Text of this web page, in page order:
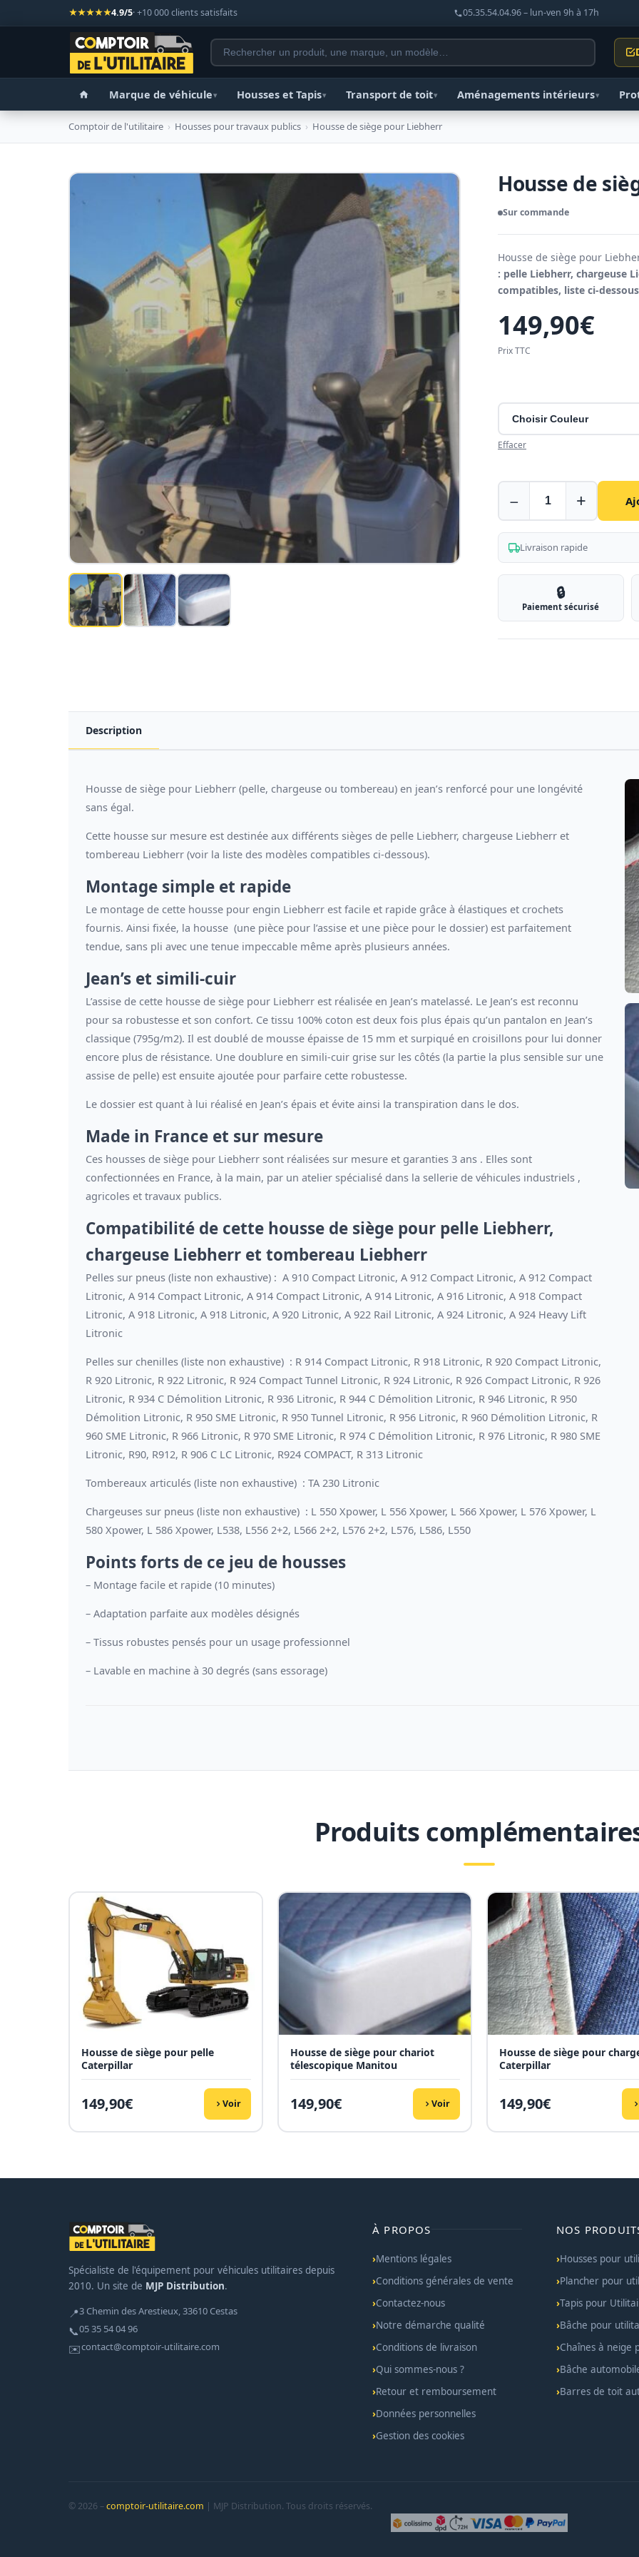
★★★★★4.9/5· +10 000 clients satisfaits 05.35.54.04.96 – lun-ven 9h à 17h
Marque de véhicule▾ Housses et Tapis▾ Transport de toit▾ Aménagements intérieurs▾
Comptoir de l'utilitaire › Housses pour travaux publics › Housse de siège pour Liebherr
Housse de
Sur commande
Housse de siège pour
: pelle Liebherr, chargeuse
compatibles, liste ci-
149,90€
Prix TTC
Effacer
siège
pour
Liebherr
− +
Livraison rapide
🔒
Paiement sécurisé
Description
Housse de siège pour Liebherr (pelle, chargeuse ou tombereau) en jean’s renforcé pour une longévité
sans égal.
Cette housse sur mesure est destinée aux différents sièges de pelle Liebherr, chargeuse Liebherr et
tombereau Liebherr (voir la liste des modèles compatibles ci-dessous).
Montage simple et rapide
Le montage de cette housse pour engin Liebherr est facile et rapide grâce à élastiques et crochets
fournis. Ainsi fixée, la housse (une pièce pour l’assise et une pièce pour le dossier) est parfaitement
tendue, sans pli avec une tenue impeccable même après plusieurs années.
Jean’s et simili-cuir
L’assise de cette housse de siège pour Liebherr est réalisée en Jean’s matelassé. Le Jean’s est reconnu
pour sa robustesse et son confort. Ce tissu 100% coton est deux fois plus épais qu’un pantalon en Jean’s
classique (795g/m2). Il est doublé de mousse épaisse de 15 mm et surpiqué en croisillons pour lui donner
encore plus de résistance. Une doublure en simili-cuir grise sur les côtés (la partie la plus sensible sur une
assise de pelle) est ensuite ajoutée pour parfaire cette robustesse.
Le dossier est quant à lui réalisé en Jean’s épais et évite ainsi la transpiration dans le dos.
Made in France et sur mesure
Ces housses de siège pour Liebherr sont réalisées sur mesure et garanties 3 ans . Elles sont
confectionnées en France, à la main, par un atelier spécialisé dans la sellerie de véhicules industriels ,
agricoles et travaux publics.
Compatibilité de cette housse de siège pour pelle Liebherr,
chargeuse Liebherr et tombereau Liebherr
Pelles sur pneus (liste non exhaustive) : A 910 Compact Litronic, A 912 Compact Litronic, A 912 Compact
Litronic, A 914 Compact Litronic, A 914 Compact Litronic, A 914 Litronic, A 916 Litronic, A 918 Compact
Litronic, A 918 Litronic, A 918 Litronic, A 920 Litronic, A 922 Rail Litronic, A 924 Litronic, A 924 Heavy Lift
Litronic
Pelles sur chenilles (liste non exhaustive) : R 914 Compact Litronic, R 918 Litronic, R 920 Compact Litronic,
R 920 Litronic, R 922 Litronic, R 924 Compact Tunnel Litronic, R 924 Litronic, R 926 Compact Litronic, R 926
Litronic, R 934 C Démolition Litronic, R 936 Litronic, R 944 C Démolition Litronic, R 946 Litronic, R 950
Démolition Litronic, R 950 SME Litronic, R 950 Tunnel Litronic, R 956 Litronic, R 960 Démolition Litronic, R
960 SME Litronic, R 966 Litronic, R 970 SME Litronic, R 974 C Démolition Litronic, R 976 Litronic, R 980 SME
Litronic, R90, R912, R 906 C LC Litronic, R924 COMPACT, R 313 Litronic
Tombereaux articulés (liste non exhaustive) : TA 230 Litronic
Chargeuses sur pneus (liste non exhaustive) : L 550 Xpower, L 556 Xpower, L 566 Xpower, L 576 Xpower, L
580 Xpower, L 586 Xpower, L538, L556 2+2, L566 2+2, L576 2+2, L576, L586, L550
Points forts de ce jeu de housses
– Montage facile et rapide (10 minutes)
– Adaptation parfaite aux modèles désignés
– Tissus robustes pensés pour un usage professionnel
– Lavable en machine à 30 degrés (sans essorage)
Produits
Housse de siège pour pelle
Caterpillar
149,90€ Voir
Housse de siège pour chariot
télescopique Manitou
149,90€ Voir
Housse de siège pour
Caterpillar
149,90€
Spécialiste de l'équipement pour véhicules utilitaires depuis
2010. Un site de MJP Distribution.
📍3 Chemin des Arestieux, 33610 Cestas
📞05 35 54 04 96
✉️contact@comptoir-utilitaire.com
À PROPOS
Mentions légales
Conditions générales de vente
Contactez-nous
Notre démarche qualité
Conditions de livraison
Qui sommes-nous ?
Retour et remboursement
Données personnelles
Gestion des cookies
NOS
Housses pour
Plancher pour
Tapis pour
Bâche pour
Chaînes à neige
Bâche
Barres de toit
© 2026 –comptoir-utilitaire.com | MJP Distribution. Tous droits réservés.